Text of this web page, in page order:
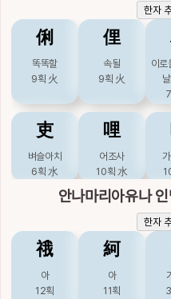
稬
찰벼
14획
糯
찰벼
20획 木
蓏
풀열매
14획 木
蘿
무, 미나리
23획 木
떠볼, 탐색할
15획
邏
순행할
23획土
21획火
삼,
俐
똑똑할
9획 火
俚
속될
9획 火
이로
吏
벼슬아치
6획 水
哩
어조사
10획 水
밟을
15획木
悧
영리할
10획
梨 浬
안나마리아유나
䄉
아
12획
䋍
아
11획